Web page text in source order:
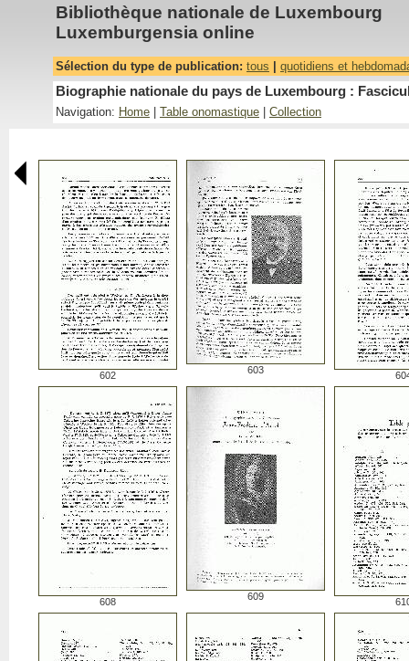
Bibliothèque nationale de Luxembourg
Luxemburgensia online
Sélection du type de publication: tous quotidiens et
Biographie nationale du pays de Luxembourg :
Navigation: Home Table onomastique Collection
602 603
608 609